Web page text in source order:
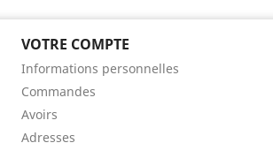
VOTRE COMPTE
Informations personnelles
Commandes
Avoirs
Adresses